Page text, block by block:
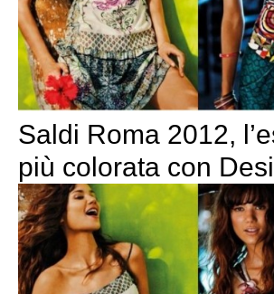
Saldi Roma 2012,
più colorata con